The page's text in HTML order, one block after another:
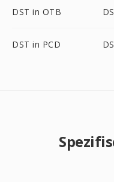
DST in OTB
DST in PCD